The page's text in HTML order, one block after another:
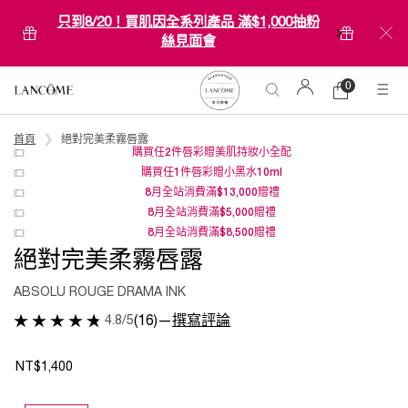
只到8/20！買肌因全系列產品 滿$1,000抽粉
絲見面會
購
物
0
0 product in
首頁
絕對完美柔霧唇露
購買任2件唇彩贈美肌持妝小全配
購買任1件唇彩贈小黑水10ml
8月全站消費滿$13,000贈禮
8月全站消費滿$5,000贈禮
8月全站消費滿$8,500贈禮
絕對完美柔霧唇露
ABSOLU ROUGE DRAMA INK
4.8/5(16)—撰寫評論
NT$1,400